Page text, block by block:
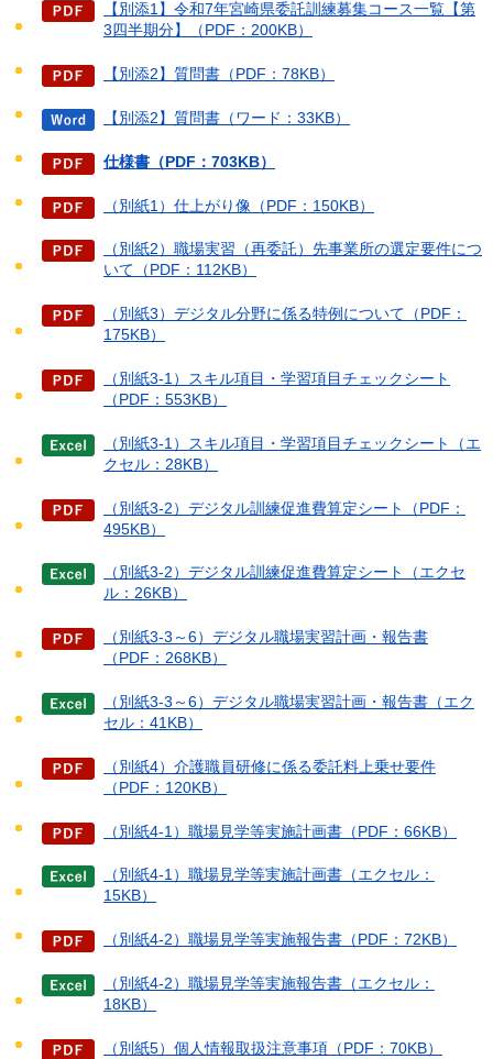
【別添1】令和7年宮崎県委託訓練募集コース一覧【第
3四半期分】（PDF：200KB）
【別添2】質問書（PDF：78KB）
【別添2】質問書（ワード：33KB）
仕様書（PDF：703KB）
（別紙1）仕上がり像（PDF：150KB）
（別紙2）職場実習（再委託）先事業所の選定要件につ
いて（PDF：112KB）
（別紙3）デジタル分野に係る特例について（PDF：
175KB）
（別紙3-1）スキル項目・学習項目チェックシート
（PDF：553KB）
（別紙3-1）スキル項目・学習項目チェックシート（エ
クセル：28KB）
（別紙3-2）デジタル訓練促進費算定シート（PDF：
495KB）
（別紙3-2）デジタル訓練促進費算定シート（エクセ
ル：26KB）
（別紙3-3～6）デジタル職場実習計画・報告書
（PDF：268KB）
（別紙3-3～6）デジタル職場実習計画・報告書（エク
セル：41KB）
（別紙4）介護職員研修に係る委託料上乗せ要件
（PDF：120KB）
（別紙4-1）職場見学等実施計画書（PDF：66KB）
（別紙4-1）職場見学等実施計画書（エクセル：
15KB）
（別紙4-2）職場見学等実施報告書（PDF：72KB）
（別紙4-2）職場見学等実施報告書（エクセル：
18KB）
（別紙5）個人情報取扱注意事項（PDF：70KB）